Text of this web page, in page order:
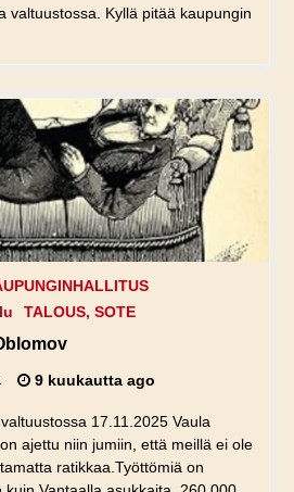
valtuustossa. Kyllä pitää kaupungin
TALOUS, SOTE
9 kuukautta ago
17.11.2025 Vaula
ajettu niin jumiin, että meillä ei ole
ratikkaa.Työttömiä on